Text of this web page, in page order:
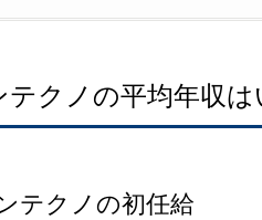
テクノの平均年収
テクノの初任給